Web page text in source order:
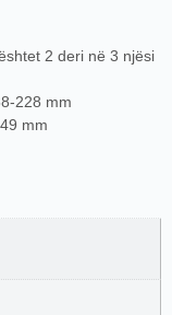
2 deri në 3 njësi
228 mm
mm